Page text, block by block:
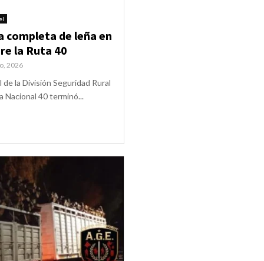
completa de leña en
la Ruta 40
2026
la División Seguridad Rural
Nacional 40 terminó...